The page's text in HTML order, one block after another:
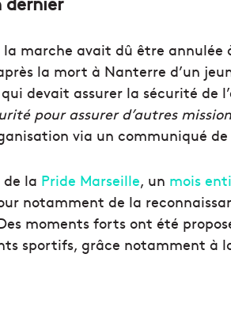
marche avait dû être annulée
la mort à Nanterre d’un
devait assurer la sécurité de
pour assurer d’autres
via un communiqué de
la Pride Marseille, un mois
notamment de la
moments forts ont été
sportifs, grâce notamment à